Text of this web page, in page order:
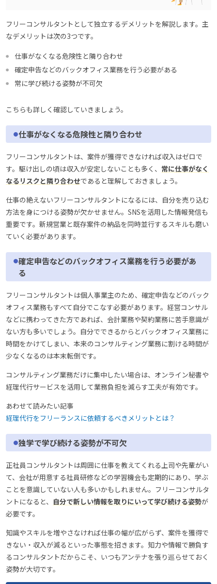
フリーコンサルタントとして独立するデメリットを解説します。主
なデメリットは次の3つです。
仕事がなくなる危険性と隣り合わせ
確定申告などのバックオフィス業務を行う必要がある
常に学び続ける姿勢が不可欠
こちらも詳しく確認していきましょう。
仕事がなくなる危険性と隣り合わせ
フリーコンサルタントは、案件が獲得できなければ収入はゼロで
す。駆け出しの頃は収入が安定しないことも多く、 常に仕事がなく
なるリスクと隣り合わせであると理解しておきましょう。
仕事の絶えないフリーコンサルタントになるには、自分を売り込む
方法を身につける姿勢が欠かせません。SNSを活用した情報発信も
重要です。新規営業と既存案件の納品を同時並行するスキルも磨い
ていく必要があります。
確定申告などのバックオフィス業務を行う必要があ
る
フリーコンサルタントは個人事業主のため、確定申告などのバック
オフィス業務もすべて自分でこなす必要があります。経営コンサル
などに携わってきた方であれば、会計業務や契約業務に苦手意識が
ない方も多いでしょう。自分でできるからとバックオフィス業務に
時間をかけてしまい、本来のコンサルティング業務に割ける時間が
少なくなるのは本末転倒です。
コンサルティング業務だけに集中したい場合は、オンライン秘書や
経理代行サービスを活用して業務負担を減らす工夫が有効です。
あわせて読みたい記事
経理代行をフリーランスに依頼するべきメリットとは？
独学で学び続ける姿勢が不可欠
正社員コンサルタントは周囲に仕事を教えてくれる上司や先輩がい
て、会社が用意する社員研修などの学習機会も定期的にあり、学ぶ
ことを意識していない人も多いかもしれません。フリーコンサルタ
ントになると、 自分で新しい情報を取りにいって学び続ける姿勢が
必要です。
知識やスキルを増やさなければ仕事の幅が広がらず、案件を獲得で
きない・収入が減るといった事態を招きます。知力や情報で勝負す
るコンサルタントだからこそ、いつもアンテナを張り巡らせておく
姿勢が大切です。